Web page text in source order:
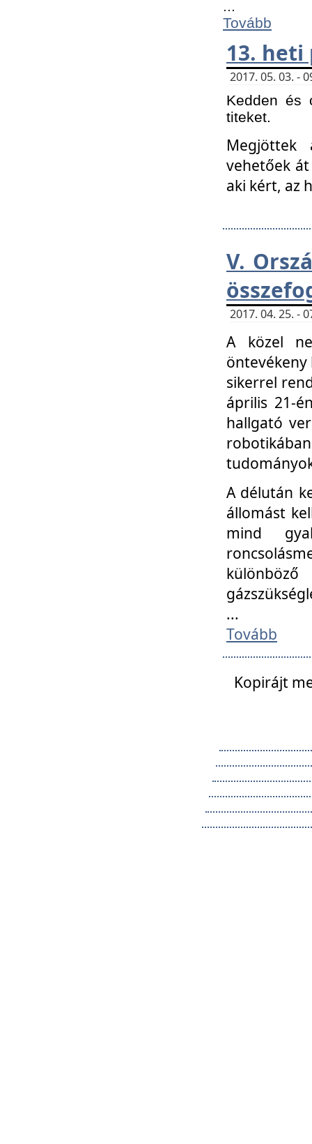
Tovább
13.
2017. 05. 03. -
Kedden és
titeket.
Megjöttek
vehetőek
aki kért, az
V.
2017. 04. 25. -
A közel
öntevékeny
sikerrel
április 21-
hallgató
A délután
állomást
mind
...
Tovább
Kopirájt